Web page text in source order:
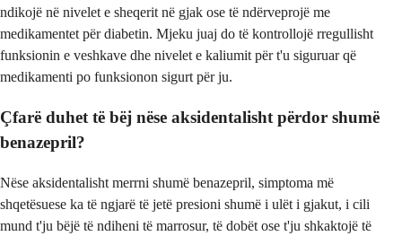
ndikojë në nivelet e sheqerit në gjak ose të ndërveprojë me
medikamentet për diabetin. Mjeku juaj do të kontrollojë rregullisht
funksionin e veshkave dhe nivelet e kaliumit për t'u siguruar që
medikamenti po funksionon sigurt për ju.
Çfarë duhet të bëj nëse aksidentalisht përdor shumë
benazepril?
Nëse aksidentalisht merrni shumë benazepril, simptoma më
shqetësuese ka të ngjarë të jetë presioni shumë i ulët i gjakut, i cili
mund t'ju bëjë të ndiheni të marrosur, të dobët ose t'ju shkaktojë të